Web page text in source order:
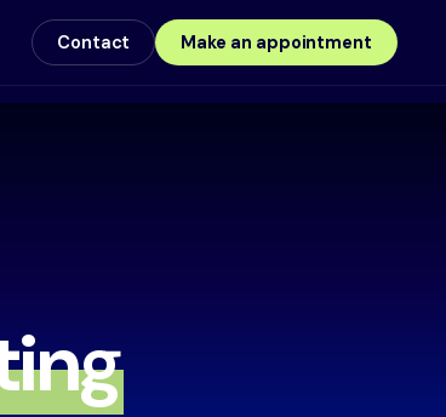
Contact Make an appointment